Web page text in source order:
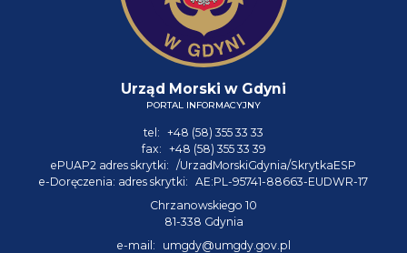
Urząd Morski w Gdyni
PORTAL INFORMACYJNY
tel: +48 (58) 355 33 33
fax: +48 (58) 355 33 39
ePUAP2 adres skrytki: /UrzadMorskiGdynia/SkrytkaESP
e-Doręczenia: adres skrytki: AE:PL-95741-88663-EUDWR-17
Chrzanowskiego 10
81-338 Gdynia
e-mail:
umgdy@umgdy.gov.pl